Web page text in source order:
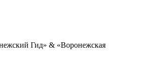
Гид» & «Воронежская